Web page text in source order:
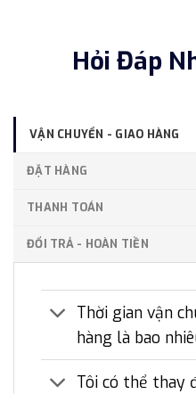
Hỏi Đáp
VẬN CHUYỂN - GIAO HÀNG
ĐẶT HÀNG
THANH TOÁN
ĐỔI TRẢ - HOÀN TIỀN
Thời gian vận
hàng là bao
Tôi có thể thay